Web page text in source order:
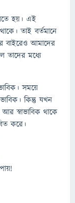
হয়। এই
তাই বর্তমানে
বাইরেও আমাদের
তাদের মধ্যে
সময়ে
কিন্তু যখন
স্বাভাবিক থাকে
করে।